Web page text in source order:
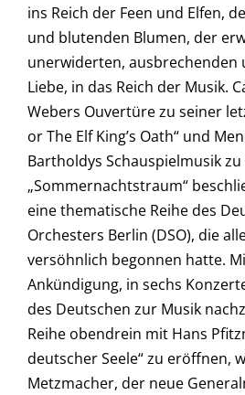
ins Reich der Feen und Elfen,
und blutenden Blumen, der
unerwiderten, ausbrechenden
Liebe, in das Reich der Musik.
Webers Ouvertüre zu seiner
or The Elf King’s Oath“ und
Bartholdys Schauspielmusik zu
„Sommernachtstraum“
eine thematische Reihe des
Orchesters Berlin (DSO), die
versöhnlich begonnen hatte.
Ankündigung, in sechs
des Deutschen zur Musik
Reihe obendrein mit Hans
deutscher Seele“ zu eröffnen,
Metzmacher, der neue